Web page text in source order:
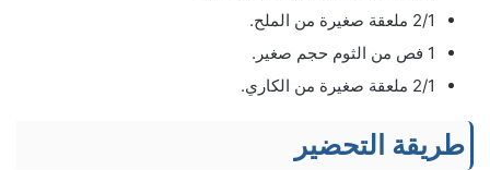
2/1 ملعقة صغيرة من الملح.
1 فص من الثوم حجم صغير.
2/1 ملعقة صغيرة من الكاري.
طريقة التحضير